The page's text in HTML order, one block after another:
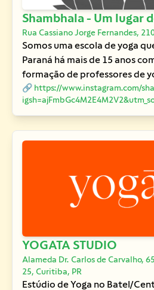
Shambhala - Um lugar
Rua Cassiano Jorge Fernandes,
Somos uma escola de yoga
Paraná há mais de 15 anos
formação de professores de
🔗 https://www.instagram.com/
YOGATA STUDIO
Alameda Dr. Carlos de Carvalho,
25, Curitiba, PR
Estúdio de Yoga no Batel/